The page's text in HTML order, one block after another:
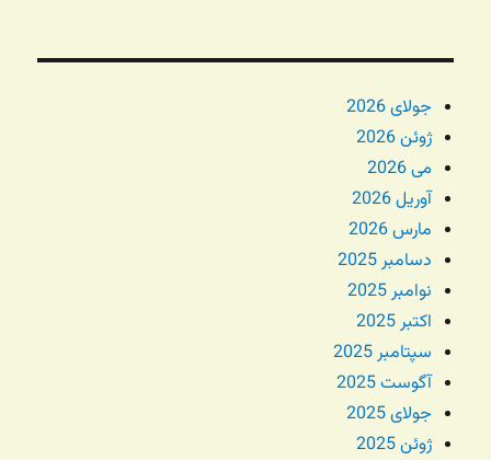
جولای 2026
ژوئن 2026
می 2026
آوریل 2026
مارس 2026
دسامبر 2025
نوامبر 2025
اکتبر 2025
سپتامبر 2025
آگوست 2025
جولای 2025
ژوئن 2025